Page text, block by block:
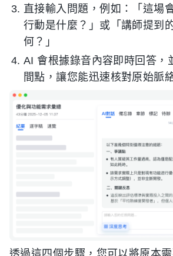
直接輸入問題，例如：「這場
行動是什麼？」或「講師提到
何？」
AI 會根據錄音內容即時回答，
間點，讓您能迅速核對原始脈
透過這四個步驟，您可以將原本